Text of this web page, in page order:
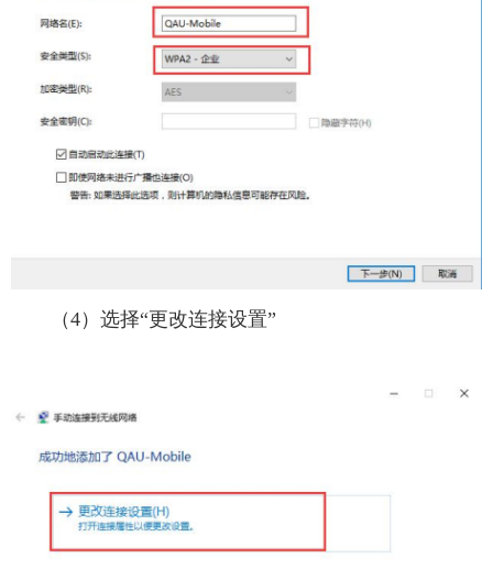
（4）选择“更改连接设置”